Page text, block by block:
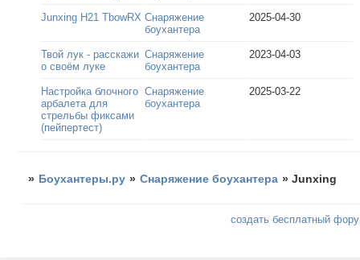
Junxing H21 TbowRX Снаряжение
боухантера
2025-04-30
Твой лук - расскажи
о своём луке
Снаряжение
боухантера
2023-04-03
Настройка блочного
арбалета для
стрельбы фиксами
(пейпертест)
Снаряжение
боухантера
2025-03-22
» Боухантеры.ру » Снаряжение боухантера »Junxing
создать бесплатный